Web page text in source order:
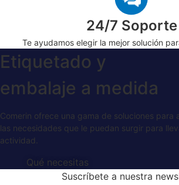
24/7 Soporte
Te ayudamos elegir la mejor solución
Etiquetado y
embalaje a medida
Comerin ofrece una gama de soluciones para
las necesidades que le puedan surgir para
actividad.
Qué necesitas
Suscríbete a nuestra